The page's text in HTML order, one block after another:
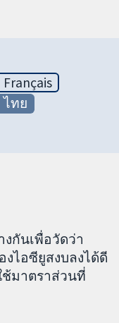
Français
ไทย
กันเพื่อวัดว่า
งไอซียูสงบลงได้ดี
ช้มาตราส่วนที่